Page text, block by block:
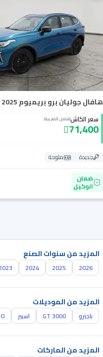
هافال جوليان برو بريميوم 2025
سعر الكاش(شامل الضريبة)
71,400
جديدة
ملوحة
ضمان
الوكيل
المزيد من سنوات الصنع
2026
2025
2024
المزيد من الموديلات
باجيرو GT 3000 اسبير
المزيد من الماركات